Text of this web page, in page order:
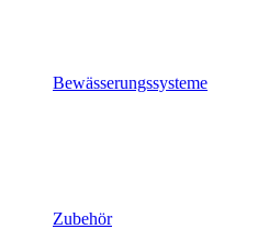
Bewässerungssysteme
Zubehör